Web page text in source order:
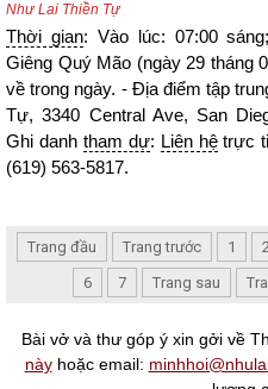
Như Lai Thiền Tự
Thời gian: Vào lúc: 07:00
Giêng Quý Mão (ngày 29 tháng
về trong ngày. - Địa điểm tập
Tự, 3340 Central Ave, San
Ghi danh tham dự: Liên hệtrực
(619) 563-5817.
Trang đầu Trang trước 1
6
7 Trang sau
Bài vở và thư góp ý xin gởi về
nàyhoặc email: